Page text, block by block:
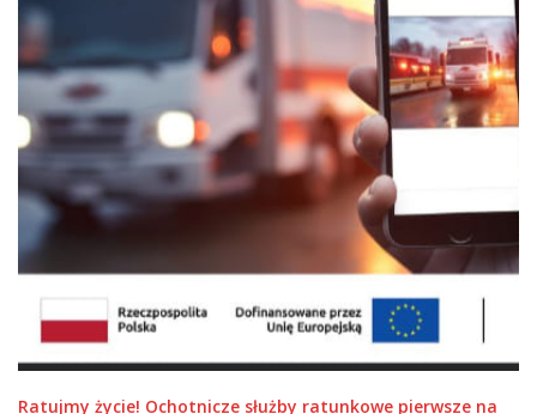
Ratujmy życie! Ochotnicze służby ratunkowe pierwsze na